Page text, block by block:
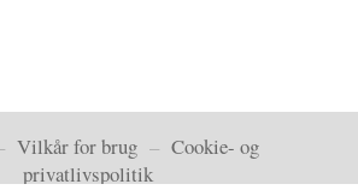
Vilkår for brug –Cookie- og
privatlivspolitik